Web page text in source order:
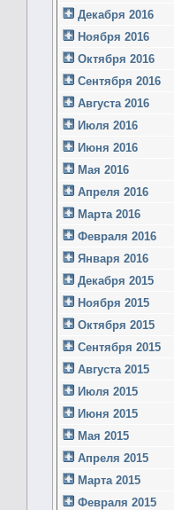
Декабря 2016
Ноября 2016
Октября 2016
Сентября 2016
Августа 2016
Июля 2016
Июня 2016
Мая 2016
Апреля 2016
Марта 2016
Февраля 2016
Января 2016
Декабря 2015
Ноября 2015
Октября 2015
Сентября 2015
Августа 2015
Июля 2015
Июня 2015
Мая 2015
Апреля 2015
Марта 2015
Февраля 2015